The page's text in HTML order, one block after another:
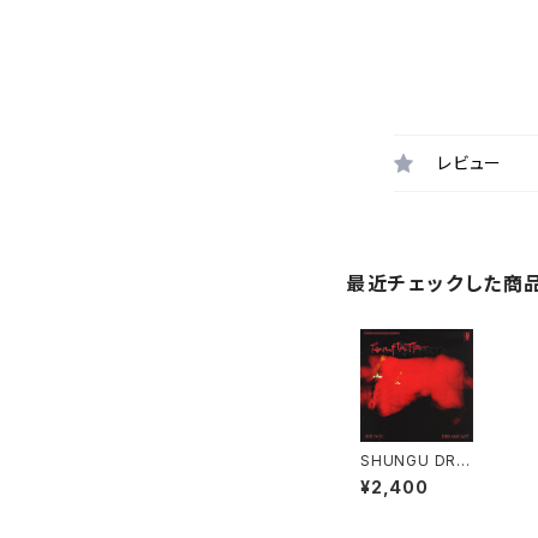
レビュー
最近チェックした商
SHUNGU DRE
AMCAST - TE
MPTATION "1
¥2,400